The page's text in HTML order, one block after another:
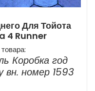
Для Тойота
4 Runner
Коробка год
вн. номер 1593